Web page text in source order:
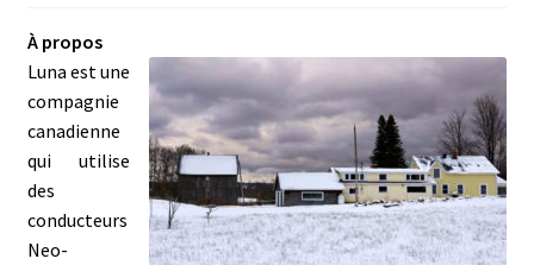
À propos
Luna est une
compagnie
canadienne
qui utilise
des
conducteurs
Neo-